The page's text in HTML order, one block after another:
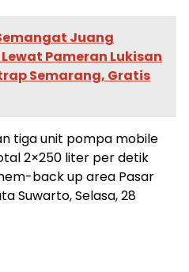
Juang
Pameran Lukisan
Semarang, Gratis
tiga unit pompa mobile
2×250 liter per detik
back up area Pasar
Suwarto, Selasa, 28